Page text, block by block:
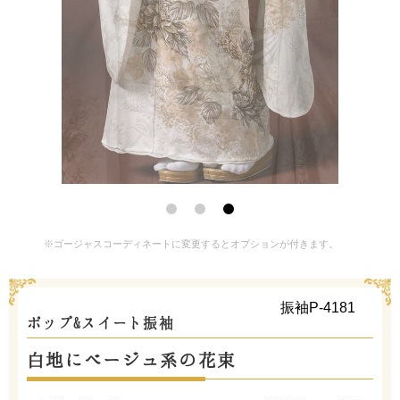
※ゴージャスコーディネートに変更するとオプションが付きます。
振袖P-4181
ポップ&スイート振袖
白地にベージュ系の花束